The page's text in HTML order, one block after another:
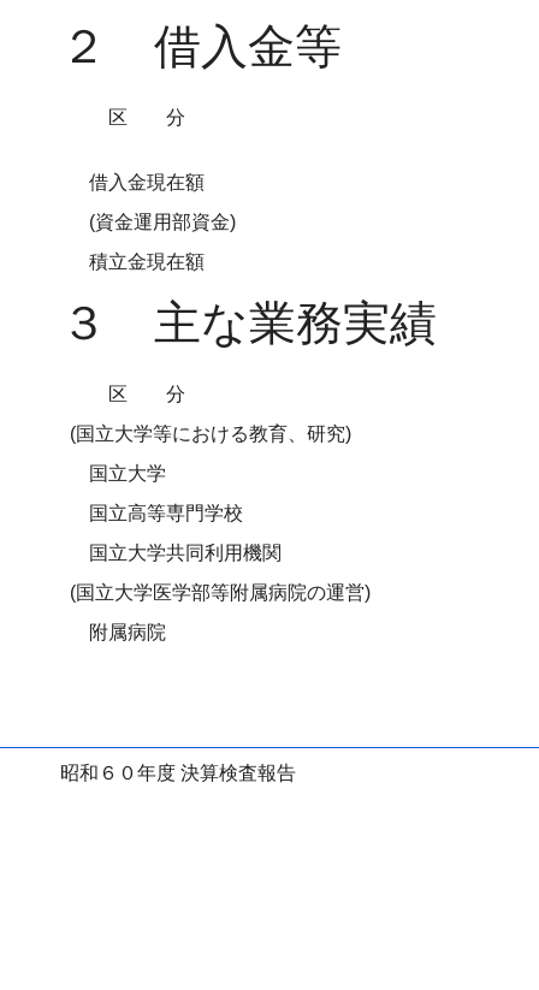
２ 借入金等
区分
借入金現在額
(資金運用部資金)
積立金現在額
３ 主な業務実績
区分
(国立大学等における教育、研究)
国立大学
国立高等専門学校
国立大学共同利用機関
(国立大学医学部等附属病院の運営)
附属病院
昭和６０年度 決算検査報告